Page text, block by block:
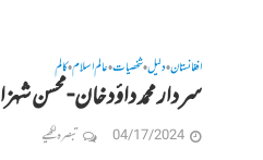
افغانستان•دلیل•شخصیات•عالم اسلام•کالم
سردار محمد داؤد خان-محسن
04/17/2024 تبصرہ لکھیے